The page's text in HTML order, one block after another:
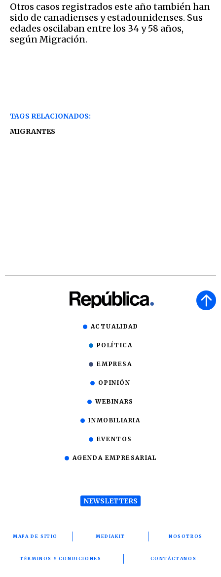
Otros casos registrados este año también han
sido de canadienses y estadounidenses. Sus
edades oscilaban entre los 34 y 58 años,
según Migración.
TAGS RELACIONADOS:
MIGRANTES
ACTUALIDAD
POLÍTICA
EMPRESA
OPINIÓN
WEBINARS
INMOBILIARIA
EVENTOS
AGENDA EMPRESARIAL
NEWSLETTERS
MAPA DE SITIO MEDIAKIT NOSOTROS
TÉRMINOS Y CONDICIONES CONTÁCTANOS